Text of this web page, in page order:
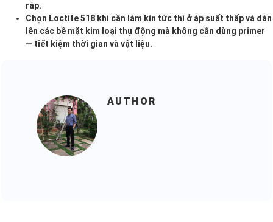
ráp.
Chọn Loctite 518 khi cần làm kín tức thì ở áp suất thấp và dán
lên các bề mặt kim loại thụ động mà không cần dùng primer
— tiết kiệm thời gian và vật liệu.
AUTHOR